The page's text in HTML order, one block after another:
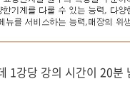
1강당 강의 시간이 20분